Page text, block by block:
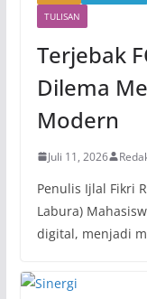
TULISAN
Terjebak
Dilema
Modern
Juli 11, 2026
Penulis Ijlal Fikri
Labura)
digital, menjadi